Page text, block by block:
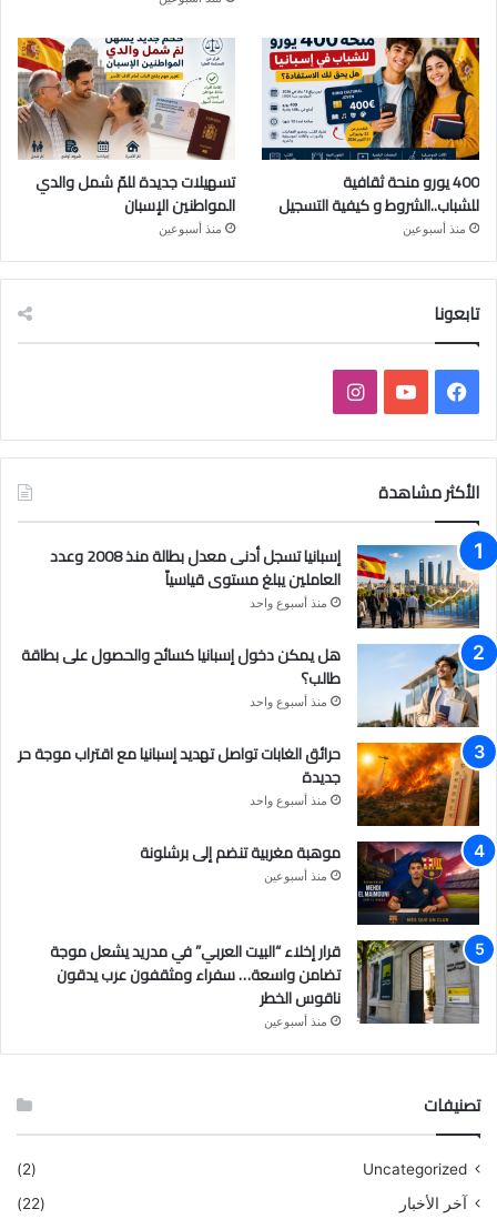
400 يورو منحة ثقافية
للشباب..الشروط و كيفية التسجيل
منذ أسبوعين
تسهيلات جديدة للمّ شمل والدي
المواطنين الإسبان
منذ أسبوعين
تابعونا
ي
ب
و
ك
و
ي
و
ب
ن
ت
ق
ر
م
الأكثر مشاهدة
إسبانيا تسجل أدنى معدل بطالة منذ 2008 وعدد
العاملين يبلغ مستوى قياسياً
منذ أسبوع واحد
هل يمكن دخول إسبانيا كسائح والحصول على بطاقة
طالب؟
منذ أسبوع واحد
حرائق الغابات تواصل تهديد إسبانيا مع اقتراب موجة حر
جديدة
منذ أسبوع واحد
موهبة مغربية تنضم إلى برشلونة
منذ أسبوعين
قرار إخلاء “البيت العربي” في مدريد يشعل موجة
تضامن واسعة… سفراء ومثقفون عرب يدقون
ناقوس الخطر
منذ أسبوعين
تصنيفات
Uncategorized
(2)
آخر الأخبار
(22)